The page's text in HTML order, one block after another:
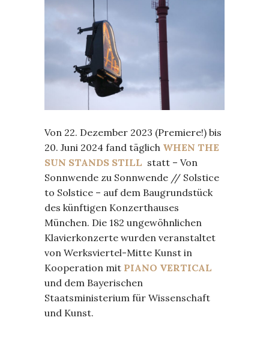
Von 22. Dezember 2023 (Premiere!) bis
20. Juni 2024 fand täglich WHEN THE
SUN STANDS STILL statt – Von
Sonnwende zu Sonnwende // Solstice
to Solstice – auf dem Baugrundstück
des künftigen Konzerthauses
München. Die 182 ungewöhnlichen
Klavierkonzerte wurden veranstaltet
von Werksviertel-Mitte Kunst in
Kooperation mit PIANO VERTICAL
und dem Bayerischen
Staatsministerium für Wissenschaft
und Kunst.